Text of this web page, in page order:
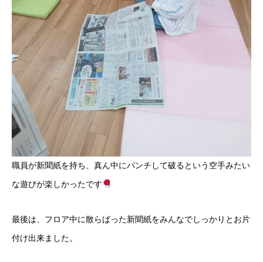
職員が新聞紙を持ち、真ん中にパンチして破るという空手みたい
な遊びが楽しかったです
最後は、フロア中に散らばった新聞紙をみんなでしっかりとお片
付け出来ました。